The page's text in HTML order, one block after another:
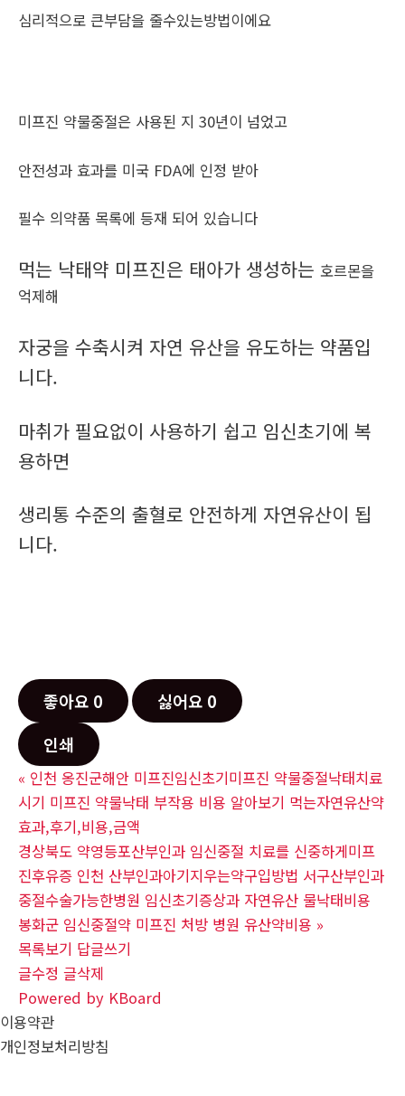
심리적으로 큰부담을 줄수있는방법이에요
미프진 약물중절은 사용된 지 30년이 넘었고
안전성과 효과를 미국 FDA에 인정 받아
필수 의약품 목록에 등재 되어 있습니다
먹는 낙태약 미프진은 태아가 생성하는 호르몬을
억제해
자궁을 수축시켜 자연 유산을 유도하는 약품입
니다.
마취가 필요없이 사용하기 쉽고 임신초기에 복
용하면
생리통 수준의 출혈로 안전하게 자연유산이 됩
니다.
좋아요 0 싫어요 0
인쇄
« 인천 옹진군해안 미프진임신초기미프진 약물중절낙태치료
시기 미프진 약물낙태 부작용 비용 알아보기 먹는자연유산약
효과,후기,비용,금액
경상북도 약영등포산부인과 임신중절 치료를 신중하게미프
진후유증 인천 산부인과아기지우는약구입방법 서구산부인과
중절수술가능한병원 임신초기증상과 자연유산 물낙태비용
봉화군 임신중절약 미프진 처방 병원 유산약비용 »
목록보기 답글쓰기
글수정 글삭제
Powered by KBoard
이용약관
개인정보처리방침